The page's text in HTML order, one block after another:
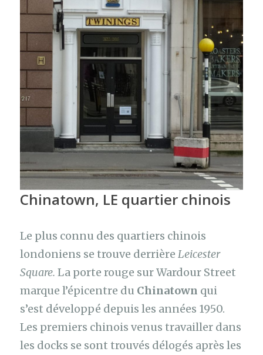
Chinatown, LE quartier chinois
Le plus connu des quartiers chinois
londoniens se trouve derrièreLeicester
Square.La porte rouge sur Wardour Street
marque l’épicentre du Chinatown qui
s’est développé depuis les années 1950.
Les premiers chinois venus travailler dans
les docks se sont trouvés délogés après les